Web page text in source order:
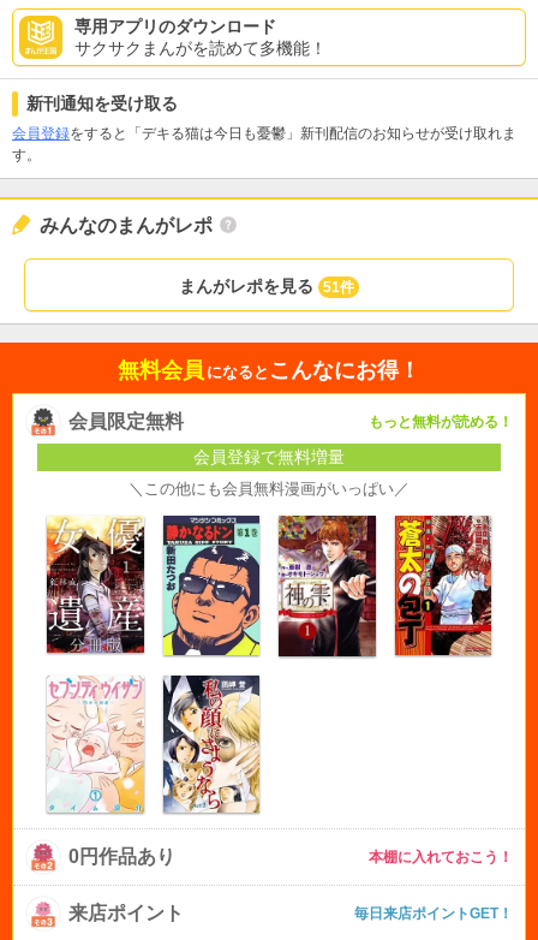
専用アプリのダウンロード
サクサクまんがを読めて多機能！
新刊通知を受け取る
会員登録をすると「デキる猫は今日も憂鬱」新刊配信のお知らせが受け取れま
す。
みんなのまんがレポ
まんがレポを見る 51件
無料会員 になると こんなにお得！
会員限定無料 もっと無料が読める！
会員登録で無料増量
＼この他にも会員無料漫画がいっぱい／
0円作品あり 本棚に入れておこう！
来店ポイント 毎日来店ポイントGET！